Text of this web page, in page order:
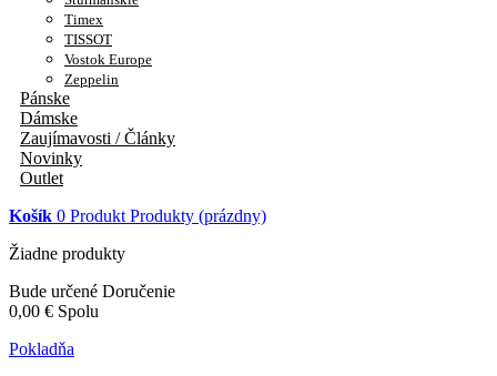
Timex
TISSOT
Vostok Europe
Zeppelin
Pánske
Dámske
Zaujímavosti / Články
Novinky
Outlet
Košík 0 Produkt Produkty (prázdny)
Žiadne produkty
Bude určené Doručenie
0,00 € Spolu
Pokladňa